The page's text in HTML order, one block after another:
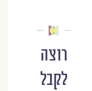
רוצה
לקבל